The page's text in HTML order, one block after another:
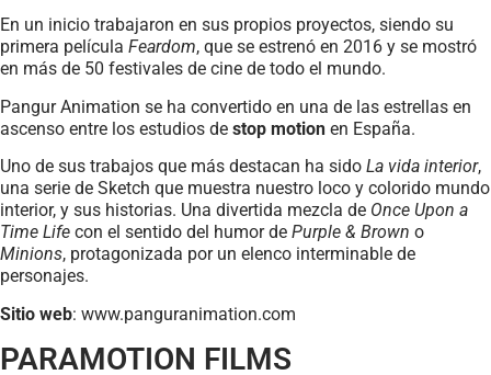
En un inicio trabajaron en sus propios proyectos, siendo su
primera película Feardom, que se estrenó en 2016 y se mostró
en más de 50 festivales de cine de todo el mundo.
Pangur Animation se ha convertido en una de las estrellas en
ascenso entre los estudios de stop motion en España.
Uno de sus trabajos que más destacan ha sido La vida interior,
una serie de Sketch que muestra nuestro loco y colorido mundo
interior, y sus historias. Una divertida mezcla de Once Upon a
Time Life con el sentido del humor de Purple & Brown o
Minions, protagonizada por un elenco interminable de
personajes.
Sitio web: www.panguranimation.com
PARAMOTION FILMS